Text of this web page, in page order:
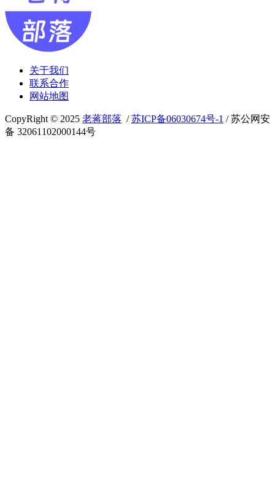
关于我们
联系合作
网站地图
CopyRight © 2025 老蒋部落 /苏ICP备06030674号-1 / 苏公网安
备 32061102000144号